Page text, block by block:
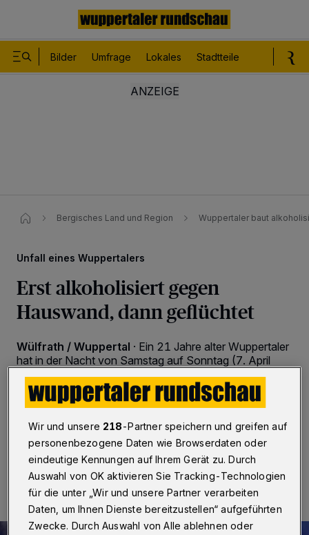
Bilder Umfrage Lokales Stadtteile
Bergisches Land und Region Wuppertaler baut
Unfall eines Wuppertalers
Erst alkoholisiert gegen
Hauswand, dann geflüchtet
Wülfrath / Wuppertal · Ein 21 Jahre alter Wuppertaler
hat in der Nacht von Samstag auf Sonntag (7. April
2024) in Wülfrath-Schlupkothen einen Unfall gebaut.
In alkoholisiertem Zustand versuchte er anschließend
zu flüchten, wurde aber von der Polizei gestellt.
08.04.2024 , 14:00 Uhr Eine Minute Lesezeit
Wir und unsere 218-Partner speichern und greifen auf
personenbezogene Daten wie Browserdaten oder
eindeutige Kennungen auf Ihrem Gerät zu. Durch
Auswahl von OK aktivieren Sie Tracking-Technologien
für die unter „Wir und unsere Partner verarbeiten
Daten, um Ihnen Dienste bereitzustellen“ aufgeführten
Zwecke. Durch Auswahl von Alle ablehnen oder